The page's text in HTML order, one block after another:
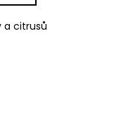
a citrusů